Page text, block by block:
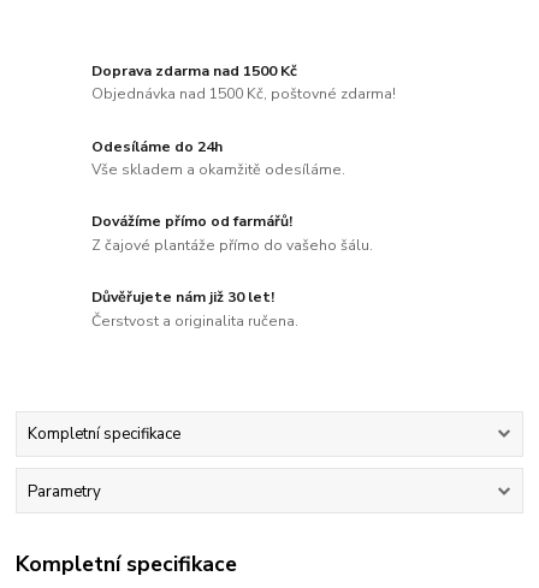
Doprava zdarma nad 1500 Kč
Objednávka nad 1500 Kč, poštovné zdarma!
Odesíláme do 24h
Vše skladem a okamžitě odesíláme.
Dovážíme přímo od farmářů!
Z čajové plantáže přímo do vašeho šálu.
Důvěřujete nám již 30 let!
Čerstvost a originalita ručena.
Kompletní specifikace
Parametry
Kompletní specifikace